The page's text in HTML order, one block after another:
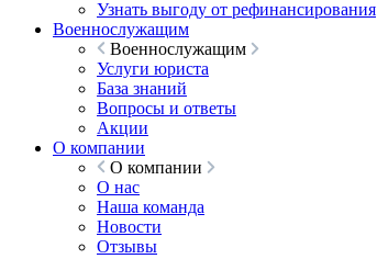
Узнать выгоду от рефинансирования
Военнослужащим
Военнослужащим
Услуги юриста
База знаний
Вопросы и ответы
Акции
О компании
О компании
О нас
Наша команда
Новости
Отзывы